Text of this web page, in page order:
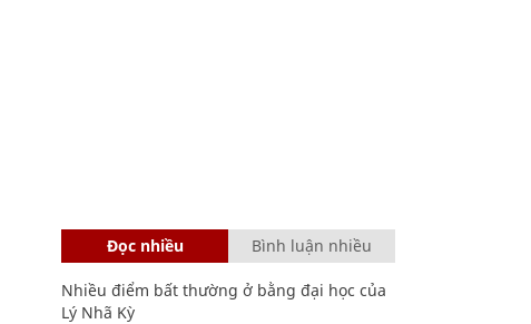
Đọc nhiều Bình luận nhiều
Nhiều điểm bất thường ở bằng đại học của
Lý Nhã Kỳ